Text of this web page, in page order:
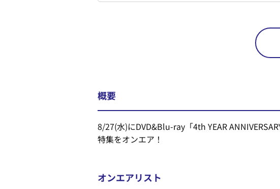
概要
8/27(水)にDVD&Blu-ray「4th YEAR
特集をオンエア！
オンエアリスト